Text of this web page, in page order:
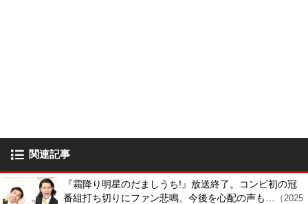
関連記事
『霜降り明星のだましうち!』放送終了。コンビ初の冠
番組打ち切りにファン悲鳴、今後を心配の声も…
（2025